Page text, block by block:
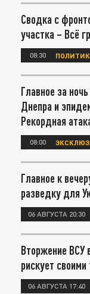
Сводка с
участка – Всё
08:30
Главное за
Днепра и
Рекордная
08:00
Главное к
разведку для
06 АВГУСТА 20:30
Вторжение ВСУ
рискует
06 АВГУСТА 17:40